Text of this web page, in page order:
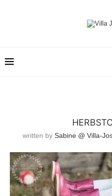
written by Sabine @ Villa-